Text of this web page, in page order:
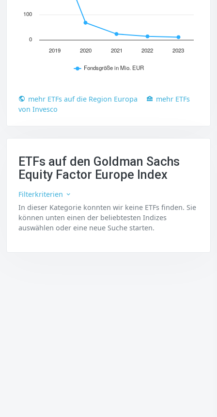
Fondsgröße in Mio. EUR
2019 2020 2021 2022 2023
0
100
mehr ETFs auf die Region Europa
mehr ETFs
von Invesco
ETFs auf den Goldman Sachs
Equity Factor Europe Index
Filterkriterien
In dieser Kategorie konnten wir keine ETFs finden. Sie
können unten einen der beliebtesten Indizes
auswählen oder eine neue Suche starten.